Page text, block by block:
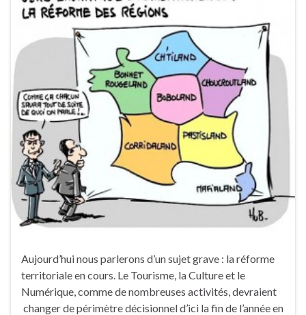
Aujourd’hui nous parlerons d’un sujet grave : la réforme
territoriale en cours. Le Tourisme, la Culture et le
Numérique, comme de nombreuses activités, devraient
changer de périmètre décisionnel d’ici la fin de l’année en